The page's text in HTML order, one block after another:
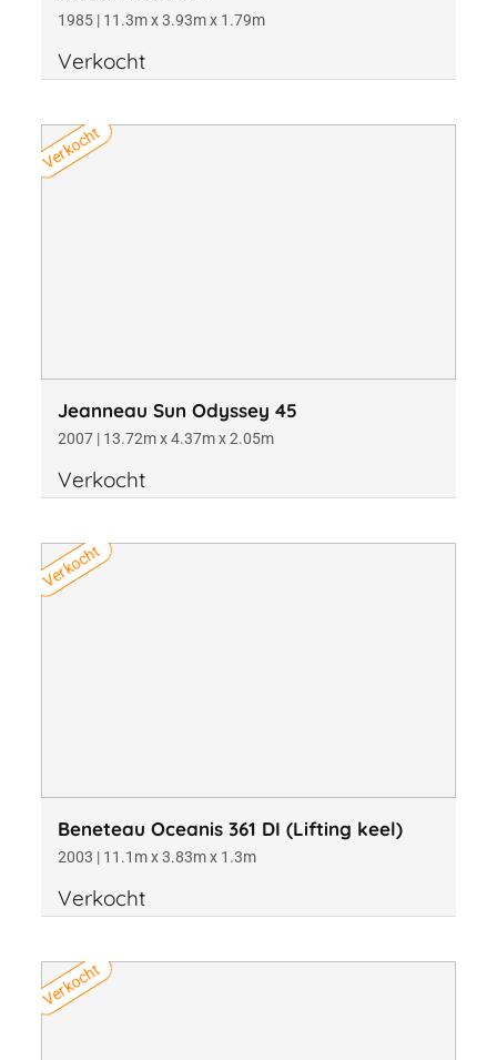
1985 | 11.3m x 3.93m x 1.79m
Verkocht
Verkocht
Jeanneau Sun Odyssey 45
2007 | 13.72m x 4.37m x 2.05m
Verkocht
Verkocht
Beneteau Oceanis 361 DI (Lifting keel)
2003 | 11.1m x 3.83m x 1.3m
Verkocht
Verkocht